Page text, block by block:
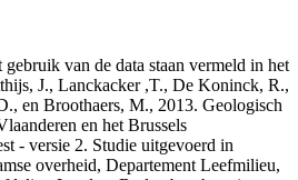
gebruik van de data staan vermeld in het
J., Lanckacker ,T., De Koninck, R.,
en Broothaers, M., 2013. Geologisch
en het Brussels
- versie 2. Studie uitgevoerd in
overheid, Departement Leefmilieu,